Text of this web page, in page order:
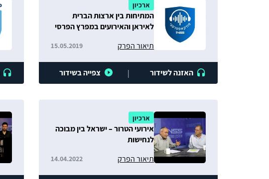
ארכיון
המתיחות בין ארצות הברית
לאיראן והאירועים במפרץ הפרסי
תיאור הפרק
15.05.2019
האזנה לשידור | צפייה בשידור
ארכיון
אירועי הטרור – ישראל בין מבוכה
לנחישות
תיאור הפרק
14.04.2022